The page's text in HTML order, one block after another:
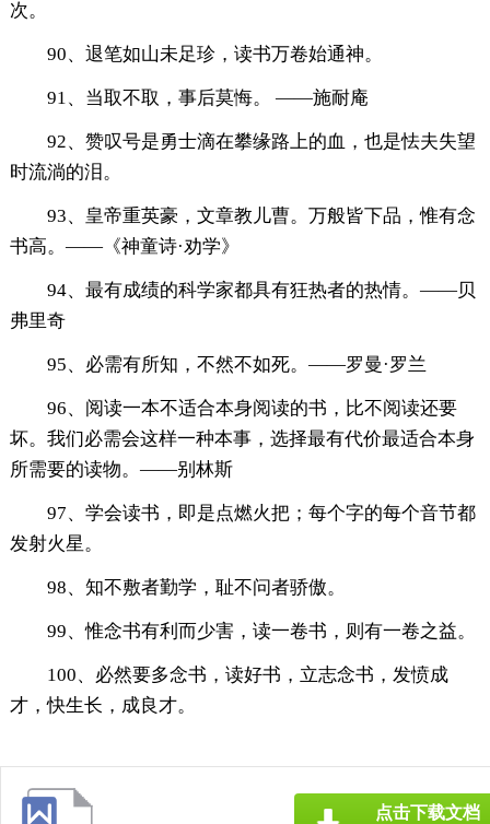
次。
90、退笔如山未足珍，读书万卷始通神。
91、当取不取，事后莫悔。 ——施耐庵
92、赞叹号是勇士滴在攀缘路上的血，也是怯夫失望
时流淌的泪。
93、皇帝重英豪，文章教儿曹。万般皆下品，惟有念
书高。——《神童诗·劝学》
94、最有成绩的科学家都具有狂热者的热情。——贝
弗里奇
95、必需有所知，不然不如死。——罗曼·罗兰
96、阅读一本不适合本身阅读的书，比不阅读还要
坏。我们必需会这样一种本事，选择最有代价最适合本身
所需要的读物。——别林斯
97、学会读书，即是点燃火把；每个字的每个音节都
发射火星。
98、知不敷者勤学，耻不问者骄傲。
99、惟念书有利而少害，读一卷书，则有一卷之益。
100、必然要多念书，读好书，立志念书，发愤成
才，快生长，成良才。
点击下载文档